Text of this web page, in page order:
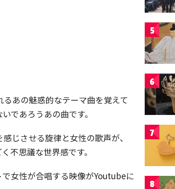
あの魅惑的なテーマ曲を覚えて
であろうあの曲です。
じさせる旋律と女性の歌声が、
不思議な世界感です。
女性が合唱する映像がYoutubeに
5
6
7
8